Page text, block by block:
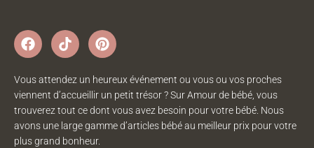
Vous attendez un heureux événement ou vous ou vos proches
viennent d’accueillir un petit trésor ? Sur Amour de bébé, vous
trouverez tout ce dont vous avez besoin pour votre bébé. Nous
avons une large gamme d’articles bébé au meilleur prix pour votre
plus grand bonheur.